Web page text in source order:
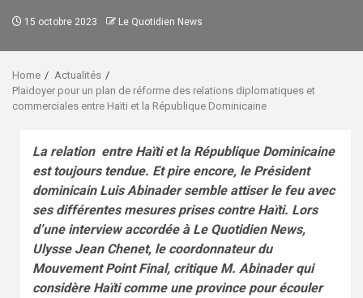
15 octobre 2023 Le Quotidien News
Home
Actualités
Plaidoyer pour un plan de réforme des relations diplomatiques et
commerciales entre Haïti et la République Dominicaine
La relation entre Haïti et la République Dominicaine
est toujours tendue. Et pire encore, le Président
dominicain Luis Abinader semble attiser le feu avec
ses différentes mesures prises contre Haïti. Lors
d’une interview accordée à Le Quotidien News,
Ulysse Jean Chenet, le coordonnateur du
Mouvement Point Final, critique M. Abinader qui
considère Haïti comme une province pour écouler